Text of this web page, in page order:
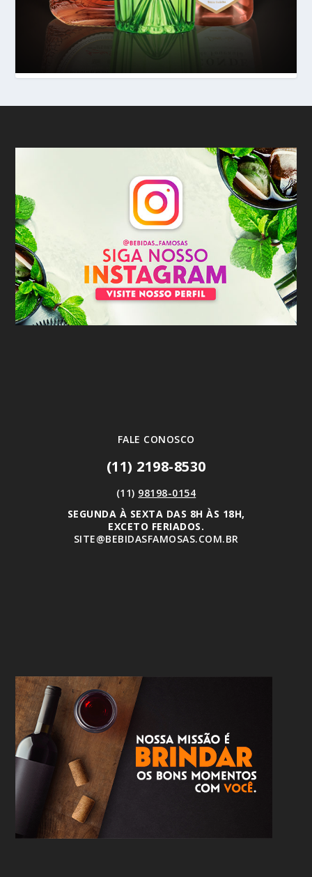
FALE CONOSCO
(11) 2198-8530
(11) 98198-0154
SEGUNDA À SEXTA DAS 8H ÀS 18H,
EXCETO FERIADOS.
SITE@BEBIDASFAMOSAS.COM.BR